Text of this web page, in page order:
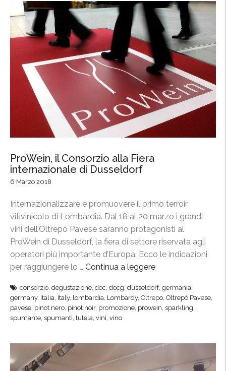
y
,
e
c
n
e
e
l
n
o
t
n
e
r
p
r
o
a
ProWein, il Consorzio alla Fiera
internazionale di Dusseldorf
6 Marzo 2018
Internazionalizzare e promuovere il primo terroir
vitivinicolo di Lombardia. Dal 18 al 20 marzo i grandi
vini dell’Oltrepò Pavese saranno protagonisti al
ProWein di Dusseldorf, la fiera di settore riservata agli
operatori più importante d’Europa. Ecco le indicazioni
per raggiungere lo … Continua a leggere
r
o
i
,
consorzio, degustazione, doc, docg, dusseldorf, germania,
germany, Italia, Italy, lombardia, Lombardy, Oltrepo, Oltrepò Pavese,
pavese, pinot nero, pinot noir, promozione, prowein, sparkling,
spumante, spumanti, tutela, vini, vino